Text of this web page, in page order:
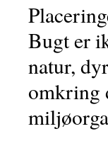
Bugt er
natur,
omkring